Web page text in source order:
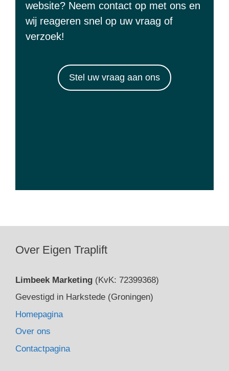
website? Neem contact op met ons en
wij reageren snel op uw vraag of
verzoek!
Stel uw vraag aan ons
Over Eigen Traplift
Limbeek Marketing (KvK: 72399368)
Gevestigd in Harkstede (Groningen)
Homepagina
Over ons
Contactpagina